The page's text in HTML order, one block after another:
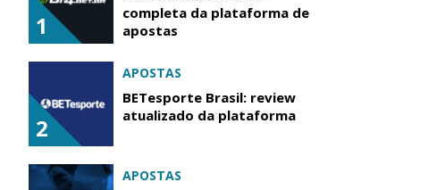
1
completa da plataforma de
apostas
2
APOSTAS
BETesporte Brasil: review
atualizado da plataforma
APOSTAS